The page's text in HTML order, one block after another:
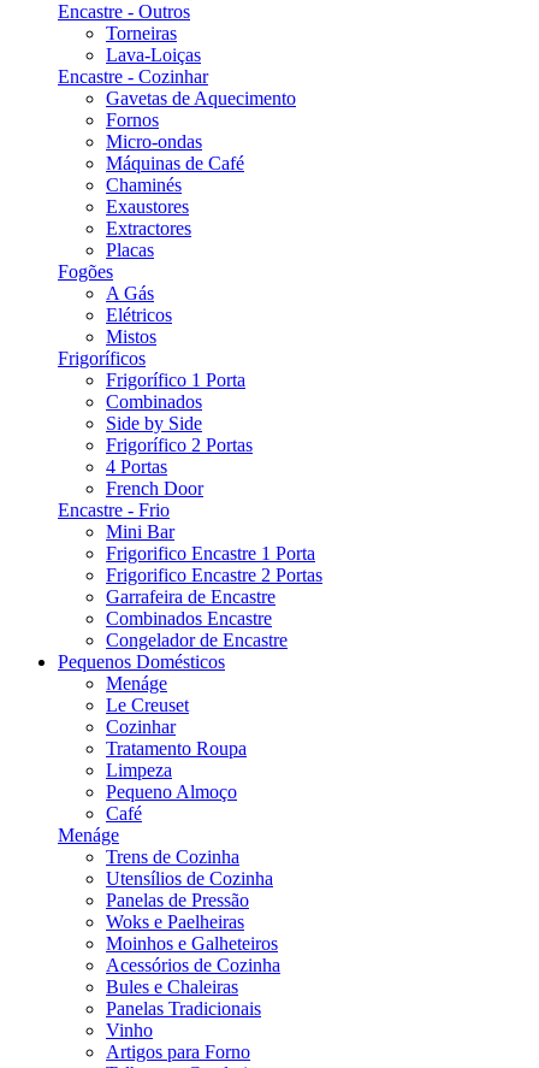
Encastre - Outros
Torneiras
Lava-Loiças
Encastre - Cozinhar
Gavetas de Aquecimento
Fornos
Micro-ondas
Máquinas de Café
Chaminés
Exaustores
Extractores
Placas
Fogões
A Gás
Elétricos
Mistos
Frigoríficos
Frigorífico 1 Porta
Combinados
Side by Side
Frigorífico 2 Portas
4 Portas
French Door
Encastre - Frio
Mini Bar
Frigorifico Encastre 1 Porta
Frigorifico Encastre 2 Portas
Garrafeira de Encastre
Combinados Encastre
Congelador de Encastre
Pequenos Domésticos
Menáge
Le Creuset
Cozinhar
Tratamento Roupa
Limpeza
Pequeno Almoço
Café
Menáge
Trens de Cozinha
Utensílios de Cozinha
Panelas de Pressão
Woks e Paelheiras
Moinhos e Galheteiros
Acessórios de Cozinha
Bules e Chaleiras
Panelas Tradicionais
Vinho
Artigos para Forno